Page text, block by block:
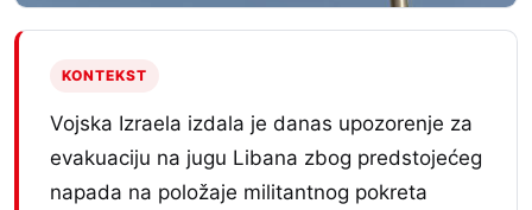
KONTEKST
Vojska Izraela izdala je danas upozorenje za
evakuaciju na jugu Libana zbog predstojećeg
napada na položaje militantnog pokreta